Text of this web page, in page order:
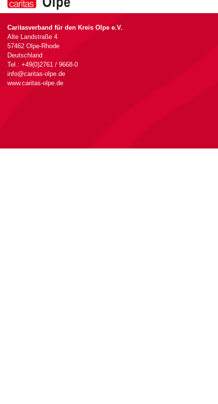
Caritasverband für den Kreis Olpe e.V.
Alte Landstraße 4
57462 Olpe-Rhode
Deutschland
Tel.: +49(0)2761 / 9668-0
info@caritas-olpe.de
www.caritas-olpe.de